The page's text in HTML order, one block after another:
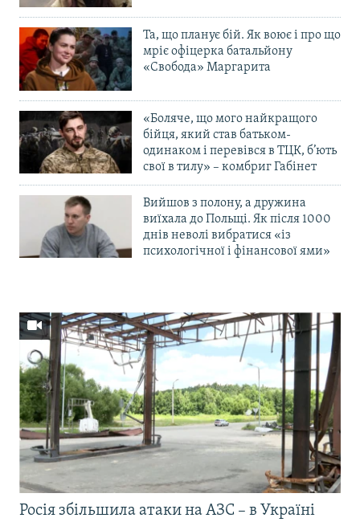
Та, що планує бій. Як воює і про що
мріє офіцерка батальйону
«Свобода» Маргарита
«Боляче, що мого найкращого
бійця, який став батьком-
одинаком і перевівся в ТЦК, б’ють
свої в тилу» – комбриг Габінет
Вийшов з полону, а дружина
виїхала до Польщі. Як після 1000
днів неволі вибратися «із
психологічної і фінансової ями»
Росія збільшила атаки на АЗС – в Україні